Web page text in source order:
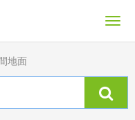
地面